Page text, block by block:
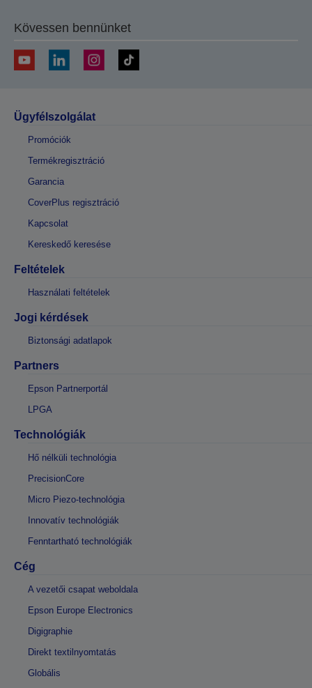
Kövessen bennünket
Ügyfélszolgálat
Promóciók
Termékregisztráció
Garancia
CoverPlus regisztráció
Kapcsolat
Kereskedő keresése
Feltételek
Használati feltételek
Jogi kérdések
Biztonsági adatlapok
Partners
Epson Partnerportál
LPGA
Technológiák
Hő nélküli technológia
PrecisionCore
Micro Piezo-technológia
Innovatív technológiák
Fenntartható technológiák
Cég
A vezetői csapat weboldala
Epson Europe Electronics
Digigraphie
Direkt textilnyomtatás
Globális